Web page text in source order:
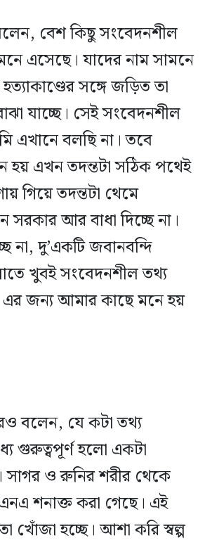
বেশ কিছু সংবেদনশীল
এসেছে। যাদের নাম সামনে
সঙ্গে জড়িত তা
যাচ্ছে। সেই সংবেদনশীল
এখানে বলছি না। তবে
হয় এখন তদন্তটা সঠিক পথেই
গিয়ে তদন্তটা থেমে
সরকার আর বাধা দিচ্ছে না।
না, দু’একটি জবানবন্দি
খুবই সংবেদনশীল তথ্য
জন্য আমার কাছে মনে হয়
বলেন, যে কটা তথ্য
গুরুত্বপূর্ণ হলো একটা
সাগর ও রুনির শরীর থেকে
শনাক্ত করা গেছে। এই
খোঁজা হচ্ছে। আশা করি স্বল্প